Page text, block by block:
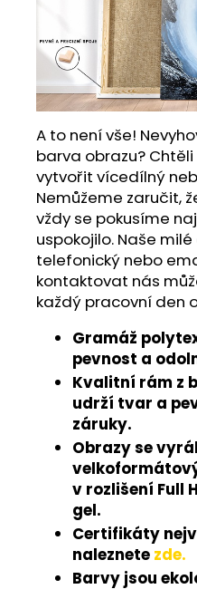
A to není vše!
barva obrazu?
vytvořit vícedílný
Nemůžeme zaručit,
vždy se pokusíme
uspokojilo. Naše
telefonický nebo
kontaktovat nás
každý pracovní den
Gramáž
pevnost a
Kvalitní rám z
udrží tvar a
záruky.
Obrazy se
v rozlišení Full
gel.
Certifikáty
naleznete zde.
Barvy jsou